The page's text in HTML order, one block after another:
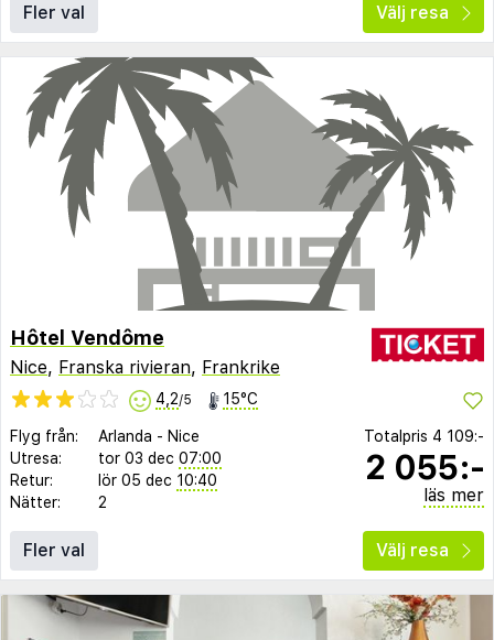
Fler val Välj resa
Hôtel Vendôme
Nice, Franska rivieran, Frankrike
4,2/5 15°C
Flyg från: Arlanda - Nice
Utresa:
tor 03 dec 07:00
Retur:
lör 05 dec 10:40
Nätter:
2
Totalpris 4 109:-
2 055:-
läs mer
Fler val Välj resa